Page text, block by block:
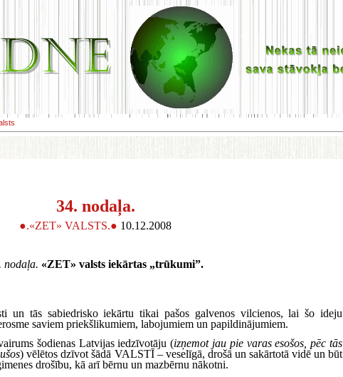
34. nodaļa.
●.«ZET» VALSTS.● 10.12.2008
nodaļa. «ZET» valsts iekārtas „trūkumi”.
un tās sabiedrisko iekārtu tikai pašos galvenos vilcienos, lai šo ideju
saviem priekšlikumiem, labojumiem un papildinājumiem.
šodienas Latvijas iedzīvotāju (izņemot jau pie varas esošos, pēc tās
) vēlētos dzīvot šādā VALSTĪ – veselīgā, drošā un sakārtotā vidē un būt
drošību, kā arī bērnu un mazbērnu nākotni.